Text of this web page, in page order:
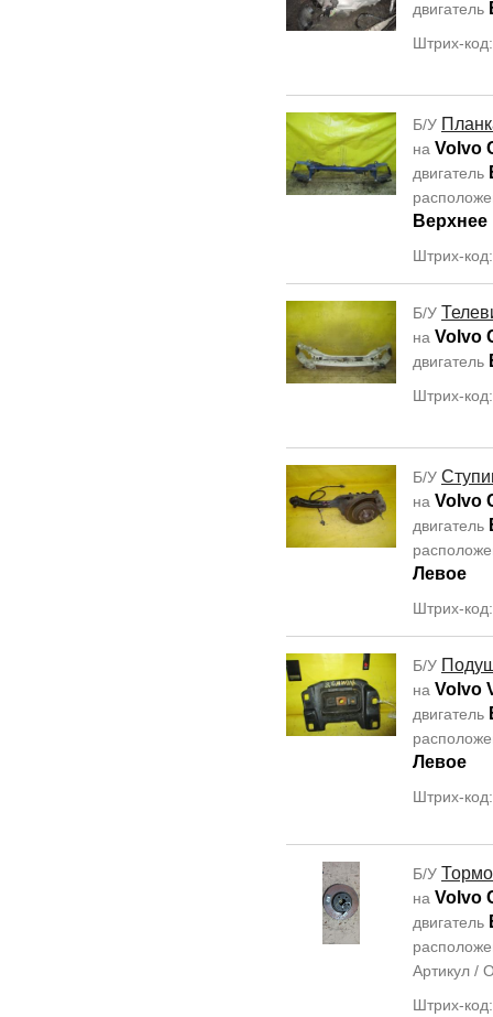
двигатель
Штрих-
Б/У
на Volvo
двигатель
Верхнее
Штрих-
Б/У
на Volvo
двигатель
Штрих-
Б/У
на Volvo
двигатель
Левое
Штрих-
Б/У
на Volvo
двигатель
Левое
Штрих-
Б/У
на Volvo
двигатель
Артикул /
Штрих-